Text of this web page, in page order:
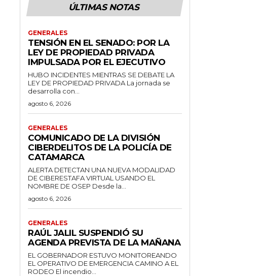
ÚLTIMAS NOTAS
GENERALES
TENSIÓN EN EL SENADO: POR LA
LEY DE PROPIEDAD PRIVADA
IMPULSADA POR EL EJECUTIVO
HUBO INCIDENTES MIENTRAS SE DEBATE LA
LEY DE PROPIEDAD PRIVADA La jornada se
desarrolla con...
agosto 6, 2026
GENERALES
COMUNICADO DE LA DIVISIÓN
CIBERDELITOS DE LA POLICÍA DE
CATAMARCA
ALERTA DETECTAN UNA NUEVA MODALIDAD
DE CIBERESTAFA VIRTUAL USANDO EL
NOMBRE DE OSEP Desde la...
agosto 6, 2026
GENERALES
RAÚL JALIL SUSPENDIÓ SU
AGENDA PREVISTA DE LA MAÑANA
EL GOBERNADOR ESTUVO MONITOREANDO
EL OPERATIVO DE EMERGENCIA CAMINO A EL
RODEO El incendio...